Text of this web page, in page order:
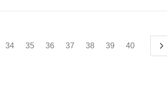
34 35 36 37 38 39 40